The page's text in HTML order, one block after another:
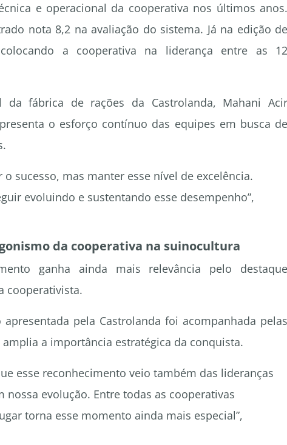
e operacional da cooperativa nos últimos anos.
nota 8,2 na avaliação do sistema. Já na edição de
a cooperativa na liderança entre as 12
da fábrica de rações da Castrolanda, Mahani Acir
o esforço contínuo das equipes em busca de
sucesso, mas manter esse nível de excelência.
evoluindo e sustentando esse desempenho”,
da cooperativa na suinocultura
ganha ainda mais relevância pelo destaque
cooperativista.
pela Castrolanda foi acompanhada pelas
a importância estratégica da conquista.
esse reconhecimento veio também das lideranças
evolução. Entre todas as cooperativas
torna esse momento ainda mais especial”,